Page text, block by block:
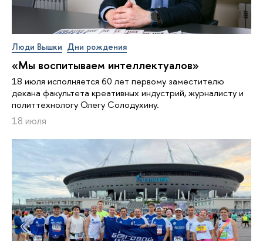
Люди Вышки Дни рождения
«Мы воспитываем интеллектуалов»
18 июля исполняется 60 лет первому заместителю
декана факультета креативных индустрий, журналисту и
политтехнологу Олегу Солодухину.
18 июля